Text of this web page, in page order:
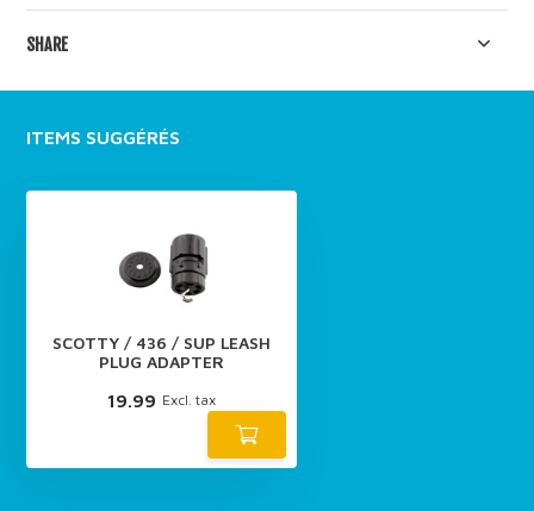
SHARE
ITEMS SUGGÉRÉS
SCOTTY / 436 / SUP LEASH
PLUG ADAPTER
19.99 Excl. tax